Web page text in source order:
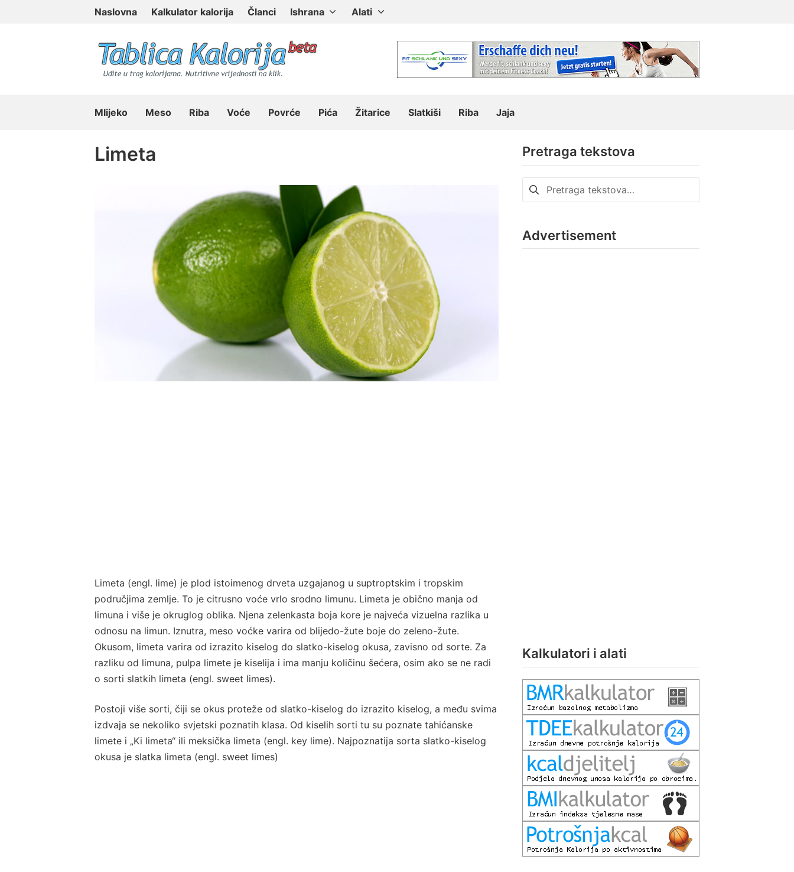
Naslovna Kalkulator kalorija Članci Ishrana Alati
Mlijeko Meso Riba Voće Povrće Pića Žitarice Slatkiši Riba Jaja
Limeta
Limeta (engl. lime) je plod istoimenog drveta uzgajanog u suptroptskim i tropskim
područjima zemlje. To je citrusno voće vrlo srodno limunu. Limeta je obično manja od
limuna i više je okruglog oblika. Njena zelenkasta boja kore je najveća vizuelna razlika u
odnosu na limun. Iznutra, meso voćke varira od blijedo-žute boje do zeleno-žute.
Okusom, limeta varira od izrazito kiselog do slatko-kiselog okusa, zavisno od sorte. Za
razliku od limuna, pulpa limete je kiselija i ima manju količinu šećera, osim ako se ne radi
o sorti slatkih limeta (engl. sweet limes).
Postoji više sorti, čiji se okus proteže od slatko-kiselog do izrazito kiselog, a među svima
izdvaja se nekoliko svjetski poznatih klasa. Od kiselih sorti tu su poznate tahićanske
limete i „Ki limeta“ ili meksička limeta (engl. key lime). Najpoznatija sorta slatko-kiselog
okusa je slatka limeta (engl. sweet limes)
Pretraga tekstova
Pretraga
za:
Advertisement
Kalkulatori i alati